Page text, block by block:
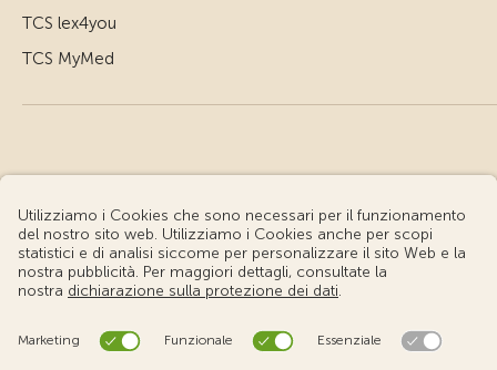
TCS lex4you
TCS MyMed
© Touring Club Svizzero
Condizioni d'uso – Informazioni giuridiche